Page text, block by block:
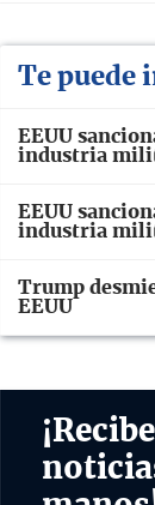
Te puede
EEUU
industria
EEUU
industria
Trump
EEUU